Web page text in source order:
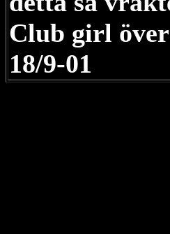
Club girl
18/9-01